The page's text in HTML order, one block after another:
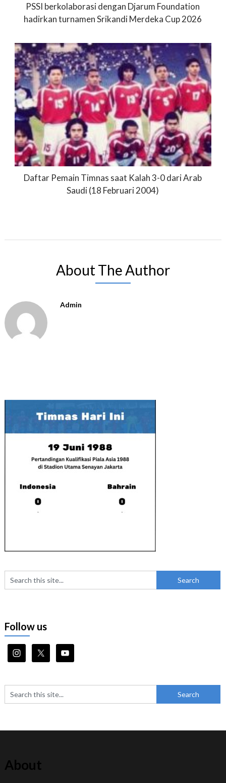
PSSI berkolaborasi dengan Djarum Foundation
hadirkan turnamen Srikandi Merdeka Cup 2026
Daftar Pemain Timnas saat Kalah 3-0 dari Arab
Saudi (18 Februari 2004)
About The Author
Admin
Follow us
About